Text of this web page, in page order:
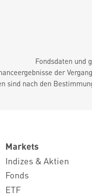
Fondsdaten und
der
sind nach den
Markets
Indizes & Aktien
Fonds
ETF